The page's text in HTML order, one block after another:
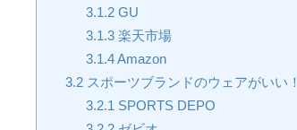
3.1.2GU
3.1.3楽天市場
3.1.4Amazon
3.2 スポーツブランドのウェアがいい！
3.2.1 SPORTS DEPO